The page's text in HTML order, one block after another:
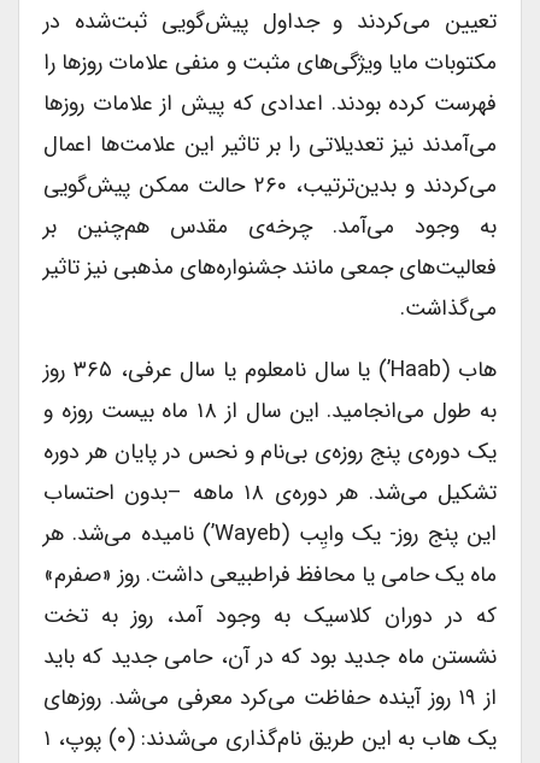
تعیین می‌کردند و جداول پیش‌گویی ثبت‌شده در
مکتوبات مایا ویژگی‌های مثبت و منفی علامات روزها را
فهرست کرده بودند. اعدادی که پیش از علامات روزها
می‌آمدند نیز تعدیلاتی را بر تاثیر این علامت‌ها اعمال
می‌کردند و بدین‌ترتیب، ۲۶۰ حالت ممکن پیش‌گویی
به وجود می‌آمد. چرخه‌ی مقدس هم‌چنین بر
فعالیت‌های جمعی مانند جشنواره‌های مذهبی نیز تاثیر
می‌گذاشت.
هاب (Haab’) یا سال نامعلوم یا سال عرفی، ۳۶۵ روز
به طول می‌انجامید. این سال از ۱۸ ماه بیست روزه و
یک دوره‌ی پنج روزه‌ی بی‌نام و نحس در پایان هر دوره
تشکیل می‌شد. هر دوره‌ی ۱۸ ماهه –بدون احتساب
این پنج روز- یک وایِب (Wayeb’) نامیده می‌شد. هر
ماه یک حامی یا محافظ فراطبیعی داشت. روز «صفرم»
که در دوران کلاسیک به وجود آمد، روز به تخت
نشستن ماه جدید بود که در آن، حامی جدید که باید
از ۱۹ روز آینده حفاظت می‌کرد معرفی می‌شد. روزهای
یک هاب به این طریق نام‌گذاری می‌شدند: (۰) پوپ، ۱